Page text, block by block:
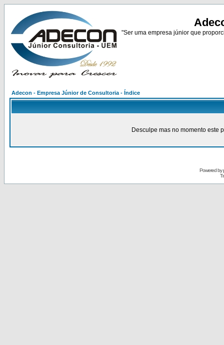
"Ser uma empresa júnior que
Adecon - Empresa Júnior de Consultoria - Índice
Desculpe mas no momento este
Powered by